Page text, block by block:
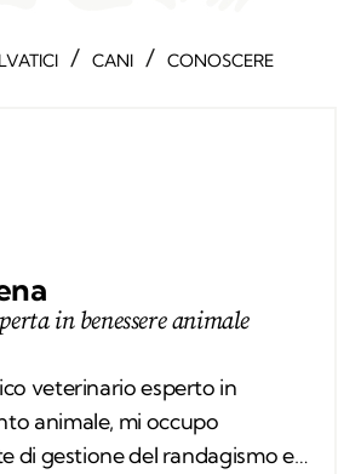
/ CANI / CONOSCERE
in benessere animale
veterinario esperto in
animale, mi occupo
di gestione del randagismo e